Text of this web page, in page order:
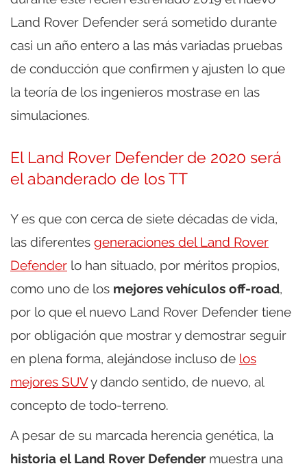
Land Rover Defender será sometido durante
casi un año entero a las más variadas pruebas
de conducción que confirmen y ajusten lo que
la teoría de los ingenieros mostrase en las
simulaciones.
El Land Rover Defender de 2020 será
el abanderado de los TT
Y es que con cerca de siete décadas de vida,
las diferentes generaciones del Land Rover
Defender lo han situado, por méritos propios,
como uno de los mejores vehículos off-road,
por lo que el nuevo Land Rover Defender tiene
por obligación que mostrar y demostrar seguir
en plena forma, alejándose incluso de los
mejores SUVy dando sentido, de nuevo, al
concepto de todo-terreno.
A pesar de su marcada herencia genética, la
historia el Land Rover Defender muestra una